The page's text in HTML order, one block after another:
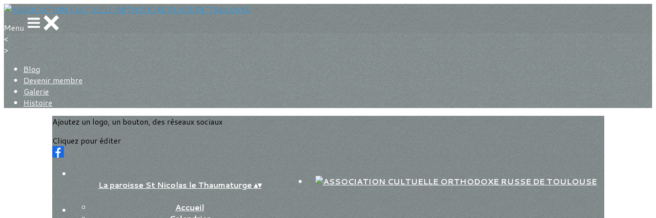
Menu
<
>
Blog
Devenir membre
Galerie
Histoire
Ajoutez un logo, un bouton, des réseaux sociaux
Cliquez pour éditer
La paroisse St Nicolas le Thaumaturge▴▾
Accueil